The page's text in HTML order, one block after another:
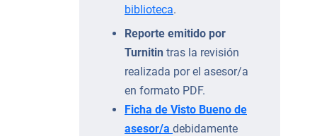
biblioteca.
Reporte emitido por
Turnitin tras la revisión
realizada por el asesor/a
en formato PDF.
Ficha de Visto Bueno de
asesor/a debidamente